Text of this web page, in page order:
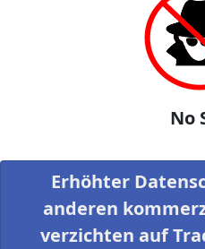
No
Erhöhter
anderen
verzichten auf